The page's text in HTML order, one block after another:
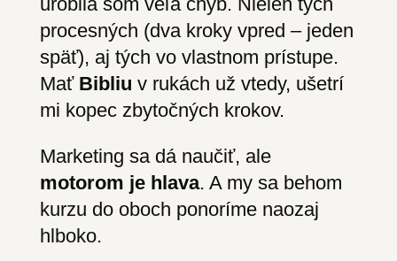
procesných (dva kroky vpred – jeden
späť), aj tých vo vlastnom prístupe.
Mať Bibliu v rukách už vtedy, ušetrí
mi kopec zbytočných krokov.
Marketing sa dá naučiť, ale
motorom je hlava. A my sa behom
kurzu do oboch ponoríme naozaj
hlboko.